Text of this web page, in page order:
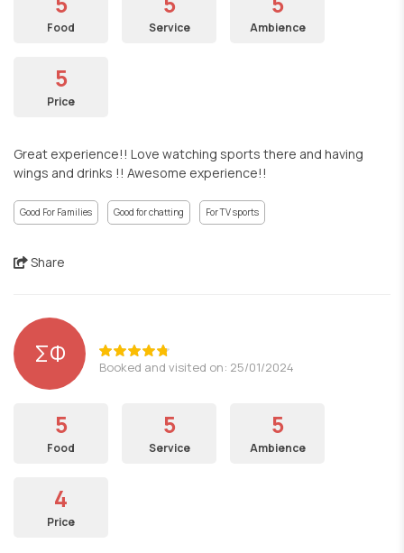
Food Service Ambience
5
Price
Great experience!! Love watching sports there and having
wings and drinks !! Awesome experience!!
Good For Families Good for chatting For TV sports
Share
ΣΦ Booked and visited on: 25/01/2024
5
Food
5
Service
5
Ambience
4
Price